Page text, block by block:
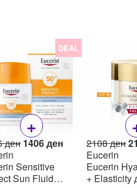
DEAL
+
ден Original
was:
1406 ден.
1406ден Current
1406 ден.
Sensitive
Sun Fluid
2108ден
Eucerin
Eucerin
+ Elasticity